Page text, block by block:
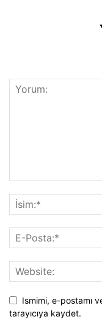
Ismimi, e-postamı
tarayıcıya kaydet.